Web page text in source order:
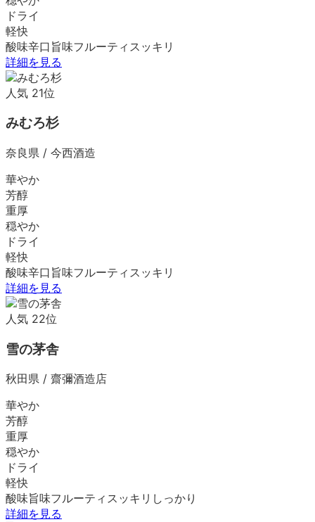
ドライ
軽快
酸味辛口 旨味フルーティ スッキリ
詳細を見る
人気 21位
みむろ杉
奈良県 / 今西酒造
華やか
芳醇
重厚
穏やか
ドライ
軽快
酸味辛口 旨味フルーティ スッキリ
詳細を見る
人気 22位
雪の茅舎
秋田県 / 齋彌酒造店
華やか
芳醇
重厚
穏やか
ドライ
軽快
酸味旨味フルーティ スッキリ しっかり
詳細を見る